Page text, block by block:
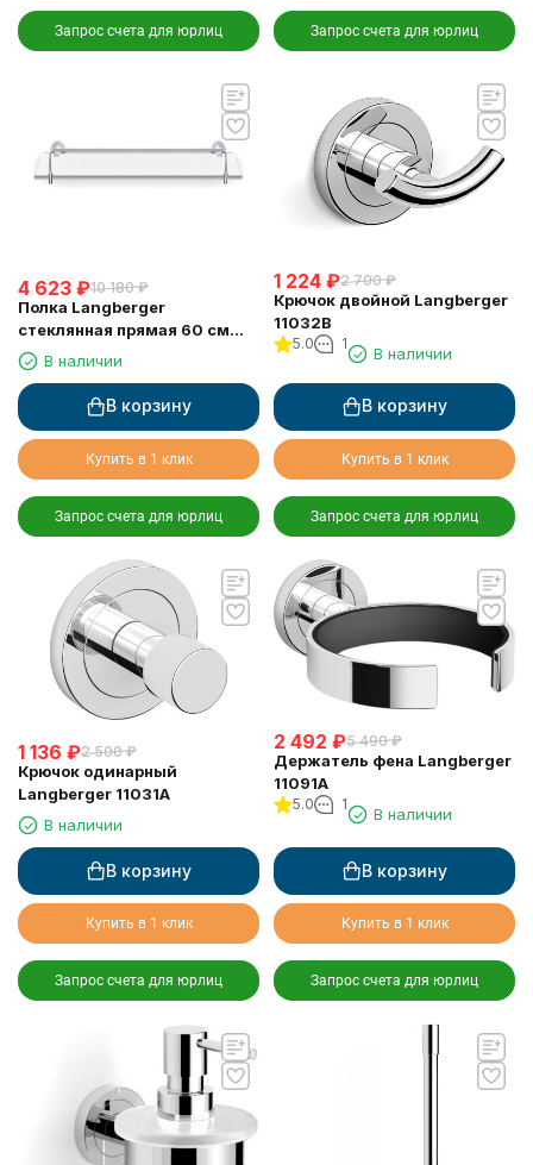
Запрос счета для юрлиц Запрос счета для юрлиц
4 623 ₽10 180 ₽
Полка Langberger
стеклянная прямая 60 см
11051FВ наличии
В корзину
Купить в 1 клик
Запрос счета для юрлиц
1 224 ₽2 700 ₽
Крючок двойной Langberger
11032B
5.0 1
В наличии
В корзину
Купить в 1 клик
Запрос счета для юрлиц
1 136 ₽2 500 ₽
Крючок одинарный
Langberger 11031A
В наличии
В корзину
Купить в 1 клик
Запрос счета для юрлиц
2 492 ₽5 490 ₽
Держатель фена Langberger
11091A
5.0 1
В наличии
В корзину
Купить в 1 клик
Запрос счета для юрлиц